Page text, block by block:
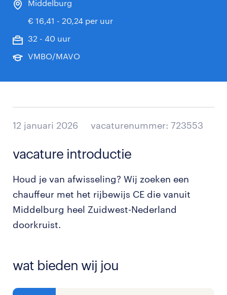
Middelburg
€ 16,41 - 20,24 per uur
32 - 40 uur
VMBO/MAVO
12 januari 2026 vacaturenummer: 723553
vacature introductie
Houd je van afwisseling? Wij zoeken een
chauffeur met het rijbewijs CE die vanuit
Middelburg heel Zuidwest-Nederland
doorkruist.
wat bieden wij jou